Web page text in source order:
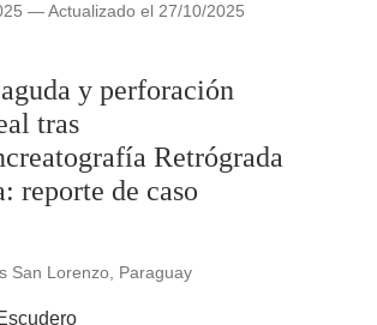
y perforación
tras
Retrógrada
reporte de caso
— Actualizado el 27/10/2025
San Lorenzo, Paraguay